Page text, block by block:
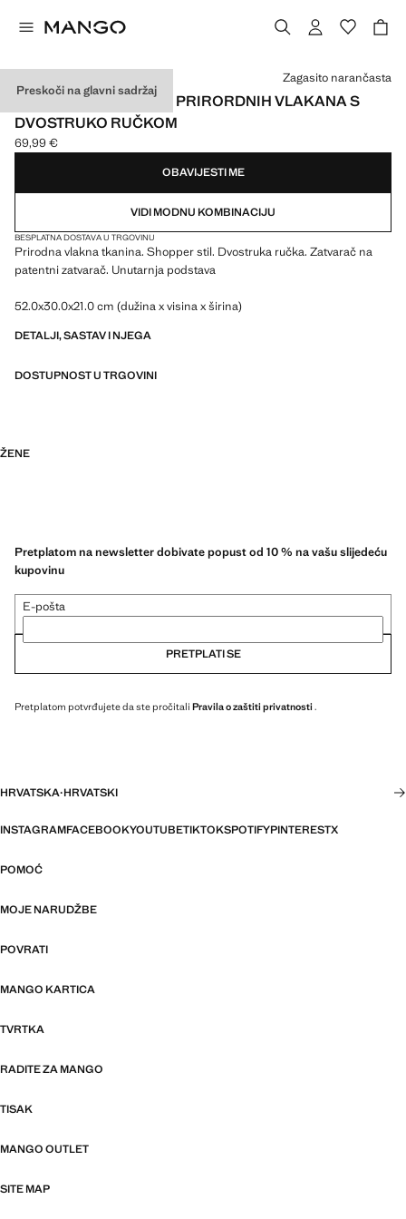
Preskoči na glavni sadržaj
SHOPPING TORBA OD PRIRORDNIH VLAKANA S
DVOSTRUKO RUČKOM
Trenutačna cijena [69,99 € ]
69,99 €
Odaberite boju
Zagasito narančasta
OBAVIJESTI ME
VIDI MODNU KOMBINACIJU
BESPLATNA DOSTAVA U TRGOVINU
Prirodna vlakna tkanina. Shopper stil. Dvostruka ručka. Zatvarač na
patentni zatvarač. Unutarnja podstava
52.0x30.0x21.0 cm (dužina x visina x širina)
DETALJI, SASTAV I NJEGA
DOSTUPNOST U TRGOVINI
ŽENE
Pretplatom na newsletter dobivate popust od 10 % na vašu slijedeću
kupovinu
E-pošta
PRETPLATI SE
Pretplatom potvrđujete da ste pročitali Pravila o zaštiti privatnosti .
HRVATSKA·HRVATSKI
INSTAGRAMFACEBOOKYOUTUBETIKTOKSPOTIFYPINTERESTX
POMOĆ
MOJE NARUDŽBE
POVRATI
MANGO KARTICA
TVRTKA
RADITE ZA MANGO
TISAK
MANGO OUTLET
SITE MAP